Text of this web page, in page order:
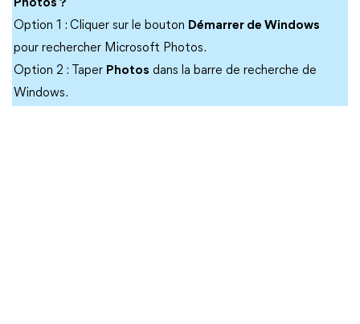
Photos ?
Option 1 : Cliquer sur le bouton Démarrer de Windows
pour rechercher Microsoft Photos.
Option 2 : Taper Photos dans la barre de recherche de
Windows.